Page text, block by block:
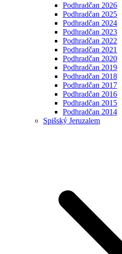
Podhradčan 2026
Podhradčan 2025
Podhradčan 2024
Podhradčan 2023
Podhradčan 2022
Podhradčan 2021
Podhradčan 2020
Podhradčan 2019
Podhradčan 2018
Podhradčan 2017
Podhradčan 2016
Podhradčan 2015
Podhradčan 2014
Spišský Jeruzalem